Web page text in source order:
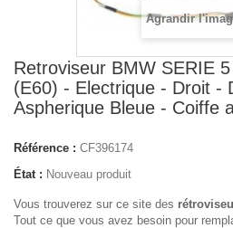
Agrandir
Retroviseur BMW SERIE
(E60) - Electrique - Droit -
Aspherique Bleue - Coiffe
Référence : CF396174
État : Nouveau produit
Vous trouverez sur ce site des
Tout ce que vous avez besoin pour